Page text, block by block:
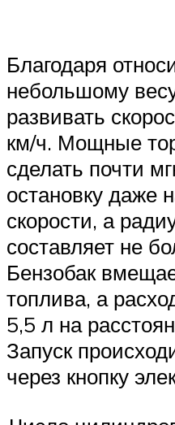
Благодаря
небольшому
развивать
км/ч. Мощные
сделать почти
остановку даже
скорости, а
составляет не
Бензобак
топлива, а
5,5 л на
Запуск
через кнопку